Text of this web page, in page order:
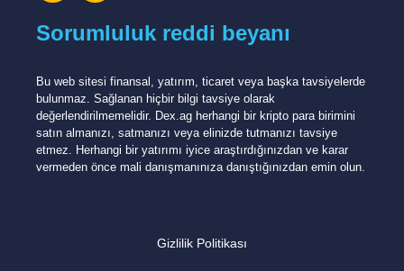
Sorumluluk reddi beyanı
Bu web sitesi finansal, yatırım, ticaret veya başka tavsiyelerde
bulunmaz. Sağlanan hiçbir bilgi tavsiye olarak
değerlendirilmemelidir. Dex.ag herhangi bir kripto para birimini
satın almanızı, satmanızı veya elinizde tutmanızı tavsiye
etmez. Herhangi bir yatırımı iyice araştırdığınızdan ve karar
vermeden önce mali danışmanınıza danıştığınızdan emin olun.
Gizlilik Politikası